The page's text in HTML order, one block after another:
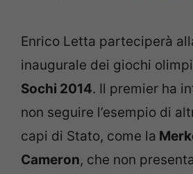
Enrico Letta parteciperà
inaugurale dei giochi
Sochi 2014. Il premier ha
non seguire l’esempio di
capi di Stato, come la
Cameron, che non